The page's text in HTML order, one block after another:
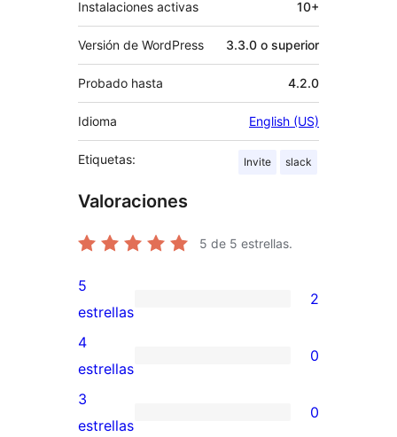
Instalaciones activas 10+
Versión de WordPress 3.3.0 o superior
Probado hasta 4.2.0
Idioma English (US)
Etiquetas: Invite slack
Valoraciones
5 de 5 estrellas.
2
valoraciones
de
5
estrellas
5
estrellas
2
0
valoraciones
de
4
estrellas
0
0
3
estrellas
0